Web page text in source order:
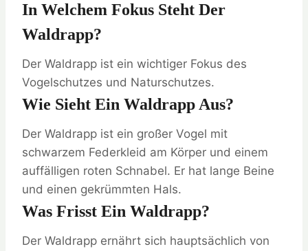
In Welchem Fokus Steht Der
Waldrapp?
Der Waldrapp ist ein wichtiger Fokus des
Vogelschutzes und Naturschutzes.
Wie Sieht Ein Waldrapp Aus?
Der Waldrapp ist ein großer Vogel mit
schwarzem Federkleid am Körper und einem
auffälligen roten Schnabel. Er hat lange Beine
und einen gekrümmten Hals.
Was Frisst Ein Waldrapp?
Der Waldrapp ernährt sich hauptsächlich von